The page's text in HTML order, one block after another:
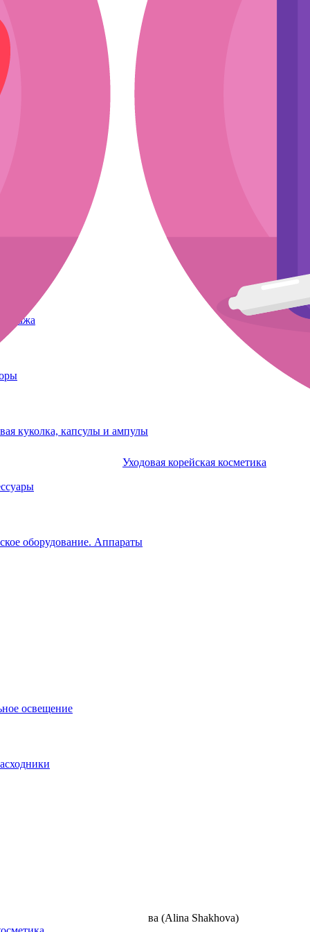
куколка, капсулы и ампулы
оборудование. Аппараты
освещение
Уходовая корейская косметика
красных бровей Алина Шахова (Alina Shakhova)